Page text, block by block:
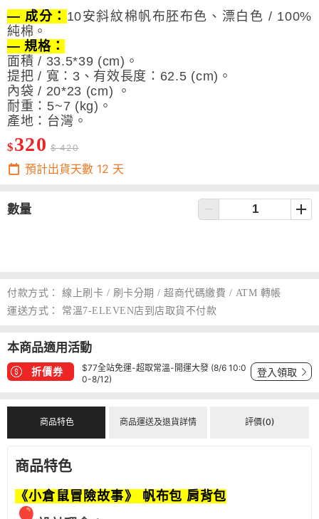
— 成分： 10安斜紋棉帆布胚布色、漂白色 / 100%
純棉。
— 規格：
面積 / 33.5*39 (cm)。
提把 / 寬：3、有效長度：62.5 (cm)。
內袋 / 20*23 (cm) 。
耐重：5~7 (kg)。
產地：台灣。
$320 $ 420
預計出貨天數 12 天
數量
付款方式：
線上刷卡 / 刷卡分期 / 超商代碼繳費 / ATM 轉帳
運送方式：
常溫7-ELEVEN店到店取貨不付款
本商品適用活動
折價券
$77全站免運-超取常溫-開運大發 (8/6 10:0
0-8/12)
登入領取
商品特色 商品運送及退貨詳情 評價(0)
商品特色
《小倉鼠冒險故事》 帆布包 肩背包